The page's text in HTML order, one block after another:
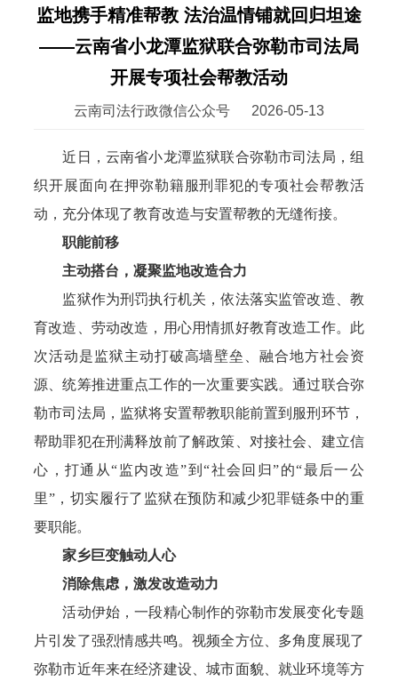
监地携手精准帮教 法治温情铺就回归坦途
——云南省小龙潭监狱联合弥勒市司法局
开展专项社会帮教活动
云南司法行政微信公众号 2026-05-13
近日，云南省小龙潭监狱联合弥勒市司法局，组
织开展面向在押弥勒籍服刑罪犯的专项社会帮教活
动，充分体现了教育改造与安置帮教的无缝衔接。
职能前移
主动搭台，凝聚监地改造合力
监狱作为刑罚执行机关，依法落实监管改造、教
育改造、劳动改造，用心用情抓好教育改造工作。此
次活动是监狱主动打破高墙壁垒、融合地方社会资
源、统筹推进重点工作的一次重要实践。通过联合弥
勒市司法局，监狱将安置帮教职能前置到服刑环节，
帮助罪犯在刑满释放前了解政策、对接社会、建立信
心，打通从“监内改造”到“社会回归”的“最后一公
里”，切实履行了监狱在预防和减少犯罪链条中的重
要职能。
家乡巨变触动人心
消除焦虑，激发改造动力
活动伊始，一段精心制作的弥勒市发展变化专题
片引发了强烈情感共鸣。视频全方位、多角度展现了
弥勒市近年来在经济建设、城市面貌、就业环境等方